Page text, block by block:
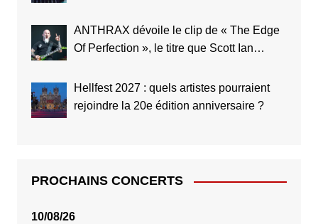
ANTHRAX dévoile le clip de « The Edge
Of Perfection », le titre que Scott Ian
l’histoire du groupe
Hellfest 2027 : quels artistes pourraient
rejoindre la 20e édition anniversaire ?
PROCHAINS CONCERTS
10/08/26